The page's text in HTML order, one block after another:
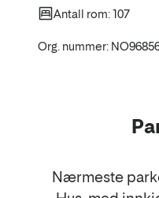
Antall rom: 107
Org. nummer:
Nærmeste